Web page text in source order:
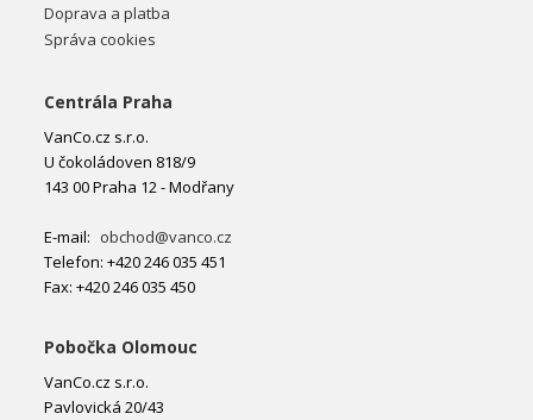
Doprava a platba
Správa cookies
Centrála Praha
VanCo.cz s.r.o.
U čokoládoven 818/9
143 00 Praha 12 - Modřany
E-mail: obchod@vanco.cz
Telefon: +420 246 035 451
Fax: +420 246 035 450
Pobočka Olomouc
VanCo.cz s.r.o.
Pavlovická 20/43